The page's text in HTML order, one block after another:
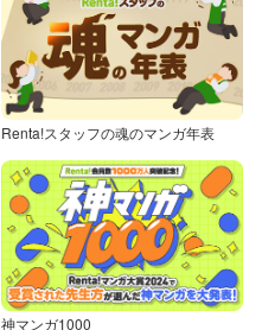
Renta!スタッフの魂のマンガ年表
神マンガ1000